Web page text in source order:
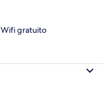
Wifi gratuito